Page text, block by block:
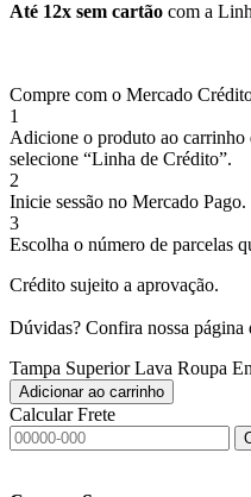
Até 12x sem cartão com a
Compre com o Mercado
1
Adicione o produto ao carrinho
selecione “Linha de Crédito”.
2
Inicie sessão no Mercado Pago.
3
Escolha o número de parcelas
Crédito sujeito a aprovação.
Dúvidas? Confira nossa página
Tampa Superior Lava Roupa
Adicionar ao carrinho
Calcular Frete